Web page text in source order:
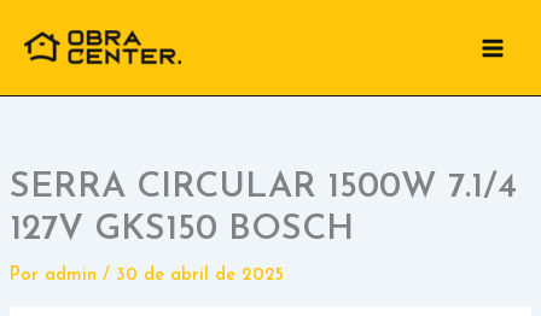
para
conteúdo
SERRA CIRCULAR 1500W 7.1/4
127V GKS150 BOSCH
Por admin / 30 de abril de 2025